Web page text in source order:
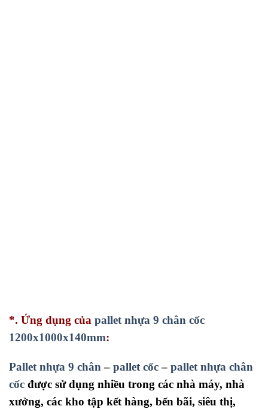
*. Ứng dụng của pallet nhựa 9 chân cốc
1200x1000x140mm:
Pallet nhựa 9 chân– pallet cốc– pallet nhựa chân
cốc được sử dụng nhiều trong các nhà máy, nhà
xưởng, các kho tập kết hàng, bến bãi, siêu thị,